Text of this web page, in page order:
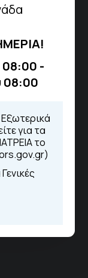
08:00 -
08:00
για τα
το
Φλέμιγκ